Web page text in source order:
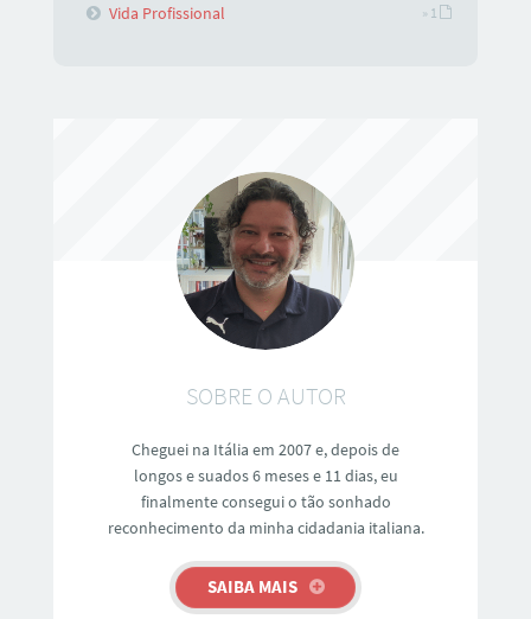
Vida Profissional » 1
SOBRE O AUTOR
Cheguei na Itália em 2007 e, depois de
longos e suados 6 meses e 11 dias, eu
finalmente consegui o tão sonhado
reconhecimento da minha cidadania italiana.
SAIBA MAIS